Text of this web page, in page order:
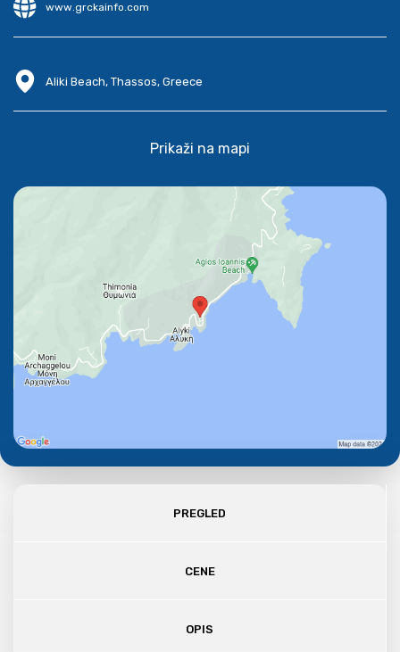
www.grckainfo.com
Aliki Beach, Thassos, Greece
Prikaži na mapi
PREGLED
CENE
OPIS